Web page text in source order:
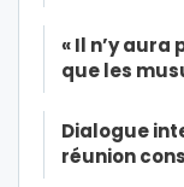
« Il n’y
que les
Dialogue
réunion